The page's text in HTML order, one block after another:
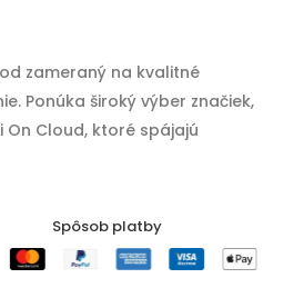
zameraný na kvalitné
Ponúka široký výber značiek,
On Cloud, ktoré spájajú
Spôsob platby